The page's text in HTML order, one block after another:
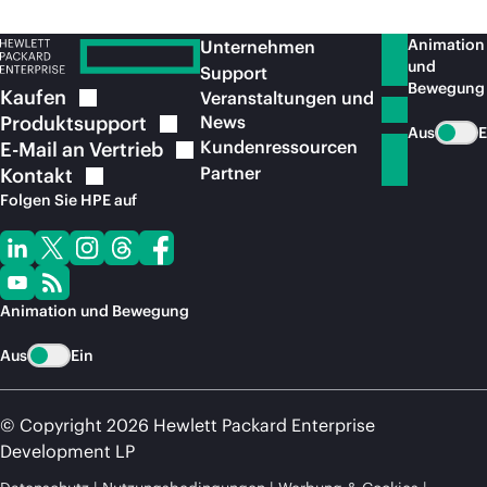
Kaufen
Produktsupport
E-Mail an Vertrieb
Kontakt
Folgen Sie HPE auf
Animation und Bewegung
Aus Ein
Unternehmen
Support
Veranstaltungen und
News
Kundenressourcen
Partner
Animation
und
Bewegung
Aus
© Copyright 2026 Hewlett Packard Enterprise
Development LP